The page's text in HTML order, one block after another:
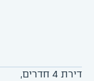
דירת 4 חדרים,